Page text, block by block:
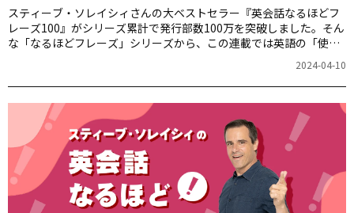
スティーブ・ソレイシィさんの大ベストセラー『英会話なるほどフ
レーズ100』がシリーズ累計で発行部数100万を突破しました。そん
な「なるほどフレーズ」シリーズから、この連載では英語の「使え
2024-04-10